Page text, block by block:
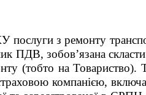
послуги з ремонту
ПДВ, зобов’язана
(тобто на Товариство).
компанією,